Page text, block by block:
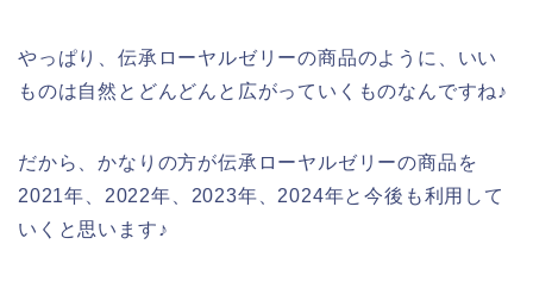
やっぱり、伝承ローヤルゼリーの商品のように、いい
ものは自然とどんどんと広がっていくものなんですね♪
だから、かなりの方が伝承ローヤルゼリーの商品を
2021年、2022年、2023年、2024年と今後も利用して
いくと思います♪